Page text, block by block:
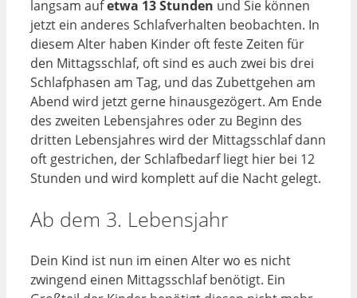
langsam aufetwa 13 Stunden und Sie können
jetzt ein anderes Schlafverhalten beobachten. In
diesem Alter haben Kinder oft feste Zeiten für
den Mittagsschlaf, oft sind es auch zwei bis drei
Schlafphasen am Tag, und das Zubettgehen am
Abend wird jetzt gerne hinausgezögert. Am Ende
des zweiten Lebensjahres oder zu Beginn des
dritten Lebensjahres wird der Mittagsschlaf dann
oft gestrichen, der Schlafbedarf liegt hier bei 12
Stunden und wird komplett auf die Nacht gelegt.
Ab dem 3. Lebensjahr
Dein Kind ist nun im einen Alter wo es nicht
zwingend einen Mittagsschlaf benötigt. Ein